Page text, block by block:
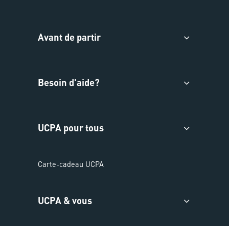
Avant de partir
Besoin d'aide?
UCPA pour tous
Carte-cadeau UCPA
UCPA & vous